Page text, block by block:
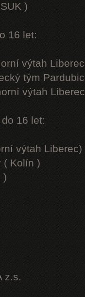
)
16 let:
výtah
tým
výtah
16 let:
výtah Liberec)
( Kolín )
)
z.s.